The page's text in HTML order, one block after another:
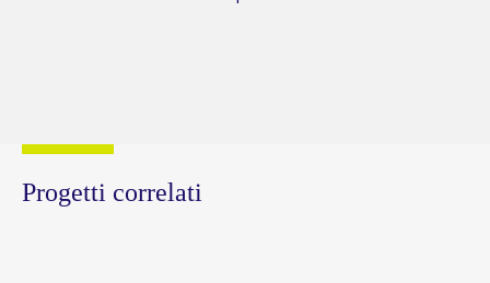
Progetti correlati